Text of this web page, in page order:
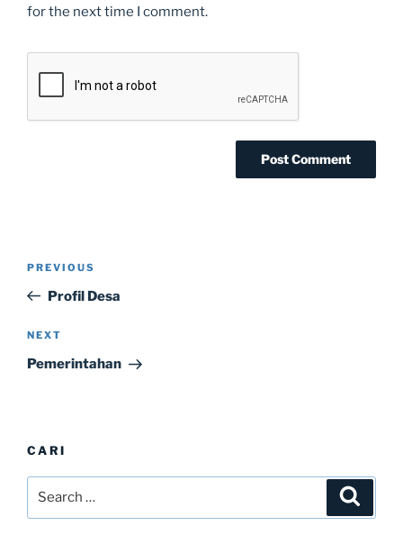
for the next time I comment.
Previous
Post
PREVIOUS
Profil Desa
Next
Post
NEXT
Pemerintahan
CARI